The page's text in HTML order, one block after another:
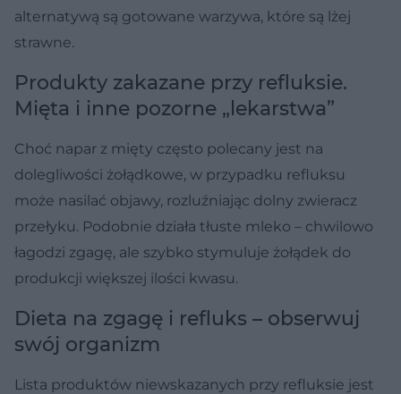
alternatywą są gotowane warzywa, które są lżej
strawne.
Produkty zakazane przy refluksie.
Mięta i inne pozorne „lekarstwa”
Choć napar z mięty często polecany jest na
dolegliwości żołądkowe, w przypadku refluksu
może nasilać objawy, rozluźniając dolny zwieracz
przełyku. Podobnie działa tłuste mleko – chwilowo
łagodzi zgagę, ale szybko stymuluje żołądek do
produkcji większej ilości kwasu.
Dieta na zgagę i refluks – obserwuj
swój organizm
Lista produktów niewskazanych przy refluksie jest